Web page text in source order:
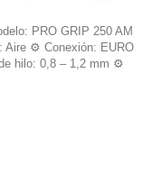
PRO GRIP 250 AM
Aire ⚙️ Conexión: EURO
hilo: 0,8 – 1,2 mm ⚙️